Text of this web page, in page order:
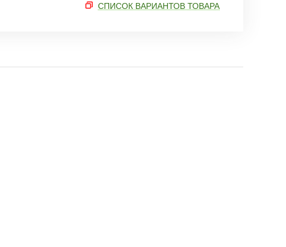
СПИСОК ВАРИАНТОВ ТОВАРА